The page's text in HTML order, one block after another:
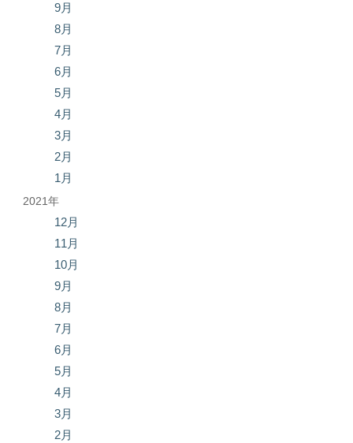
9月
8月
7月
6月
5月
4月
3月
2月
1月
2021年
12月
11月
10月
9月
8月
7月
6月
5月
4月
3月
2月